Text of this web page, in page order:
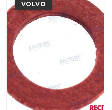
VOLVO